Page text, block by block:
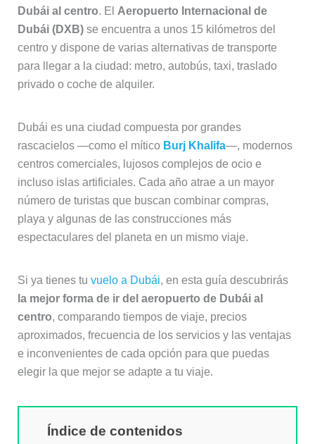
Dubái al centro. El Aeropuerto Internacional de
Dubái (DXB)se encuentra a unos 15 kilómetros del
centro y dispone de varias alternativas de transporte
para llegar a la ciudad: metro, autobús, taxi, traslado
privado o coche de alquiler.
Dubái es una ciudad compuesta por grandes
rascacielos —como el mítico Burj Khalifa—, modernos
centros comerciales, lujosos complejos de ocio e
incluso islas artificiales. Cada año atrae a un mayor
número de turistas que buscan combinar compras,
playa y algunas de las construcciones más
espectaculares del planeta en un mismo viaje.
Si ya tienes tu vuelo a Dubái, en esta guía descubrirás
la mejor forma de ir del aeropuerto de Dubái al
centro, comparando tiempos de viaje, precios
aproximados, frecuencia de los servicios y las ventajas
e inconvenientes de cada opción para que puedas
elegir la que mejor se adapte a tu viaje.
Índice de contenidos